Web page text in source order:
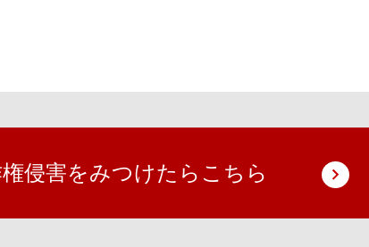
侵害をみつけたらこちら